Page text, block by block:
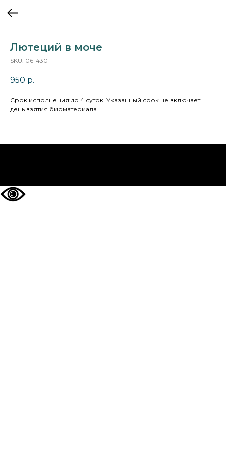
Лютеций в моче
SKU: 06-430
950 р.
Cрок исполнения:до 4 суток. Указанный срок не включает
день взятия биоматериала